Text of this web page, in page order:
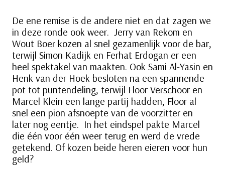
De ene remise is de andere niet en dat zagen we
in deze ronde ook weer. Jerry van Rekom en
Wout Boer kozen al snel gezamenlijk voor de bar,
terwijl Simon Kadijk en Ferhat Erdogan er een
heel spektakel van maakten. Ook Sami Al-Yasin en
Henk van der Hoek besloten na een spannende
pot tot puntendeling, terwijl Floor Verschoor en
Marcel Klein een lange partij hadden, Floor al
snel een pion afsnoepte van de voorzitter en
later nog eentje. In het eindspel pakte Marcel
die één voor één weer terug en werd de vrede
getekend. Of kozen beide heren eieren voor hun
geld?